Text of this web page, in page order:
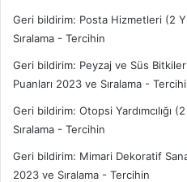
Geri bildirim: Posta Hizmetleri (2
Sıralama - Tercihin
Geri bildirim: Peyzaj ve Süs
Puanları 2023 ve Sıralama -
Geri bildirim: Otopsi Yardımcılığı
Sıralama - Tercihin
Geri bildirim: Mimari Dekoratif
2023 ve Sıralama - Tercihin